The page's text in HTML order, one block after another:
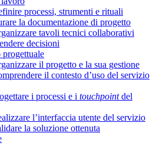
processi, strumenti e rituali
la documentazione di progetto
tavoli tecnici collaborativi
decisioni
progettuale
il progetto e la sua gestione
il contesto d’uso del servizio
i processi e i touchpointdel
l’interfaccia utente del servizio
la soluzione ottenuta